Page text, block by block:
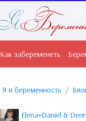
Как забеременеть
Я и беременность
Elena+Daniel &